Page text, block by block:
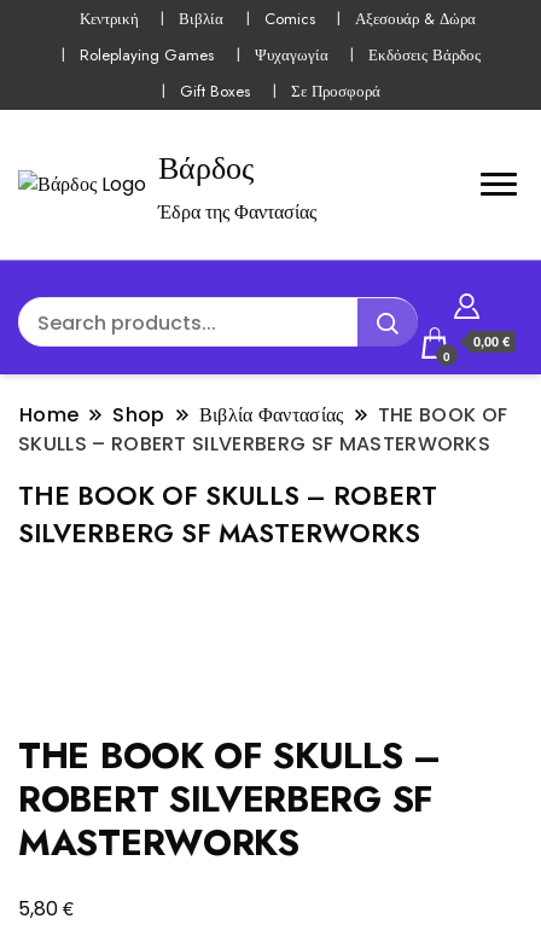
Κεντρική Βιβλία Comics
Αξεσουάρ & Δώρα
Roleplaying Games
Ψυχαγωγία
Εκδόσεις Βάρδος
Gift Boxes
Σε Προσφορά
Βάρδος
Έδρα της Φαντασίας
0
0,00 €
Home Shop Βιβλία Φαντασίας
THE BOOK OF
SKULLS – ROBERT SILVERBERG SF MASTERWORKS
THE BOOK OF SKULLS – ROBERT
SILVERBERG SF MASTERWORKS
THE BOOK OF SKULLS –
ROBERT SILVERBERG SF
MASTERWORKS
5,80€